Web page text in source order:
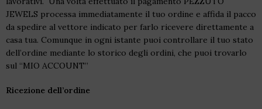
JEWELS processa immediatamente il tuo ordine e affida il pacco
da spedire al vettore indicato per farlo ricevere direttamente a
casa tua. Comunque in ogni istante puoi controllare il tuo stato
dell’ordine mediante lo storico degli ordini, che puoi trovarlo
sul “MIO ACCOUNT”
Ricezione dell’ordine